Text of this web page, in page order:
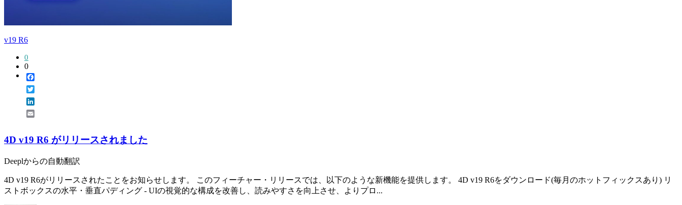
v19 R6
0
0
4D v19 R6 がリリースされました
Deeplからの自動翻訳
4D v19 R6がリリースされたことをお知らせします。 このフィーチャー・リリースでは、以下のような新機能を提供します。 4D v19 R6をダウンロード(毎月のホットフィックスあり) リ
ストボックスの水平・垂直パディング - UIの視覚的な構成を改善し、読みやすさを向上させ、よりプロ...